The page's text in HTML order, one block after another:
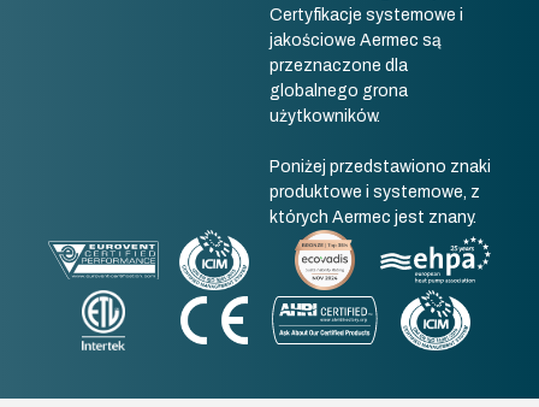
Certyfikacje systemowe i
jakościowe Aermec są
przeznaczone dla
globalnego grona
użytkowników.
Poniżej przedstawiono znaki
produktowe i systemowe, z
których Aermec jest znany.